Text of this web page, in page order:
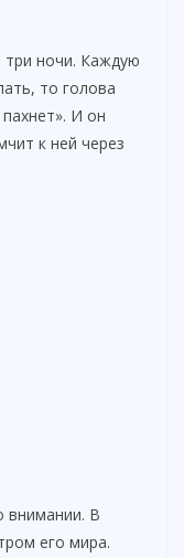
ночи. Каждую
то голова
И он
к ней через
внимании. В
его мира.